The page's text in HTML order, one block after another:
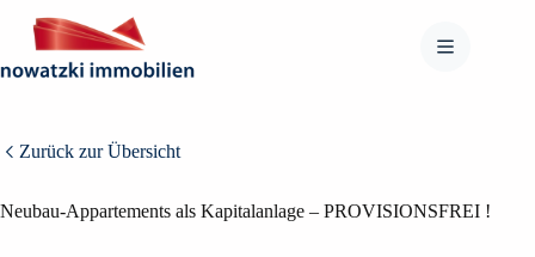
Inhalt
springen
Zurück zur Übersicht
Neubau-Appartements als Kapitalanlage – PROVISIONSFREI !